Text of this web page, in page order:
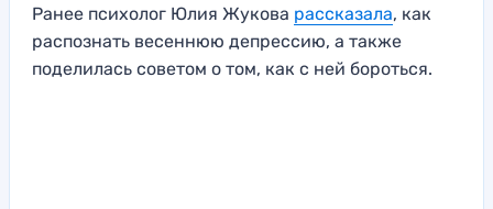
Ранее психолог Юлия Жукова рассказала, как
распознать весеннюю депрессию, а также
поделилась советом о том, как с ней бороться.